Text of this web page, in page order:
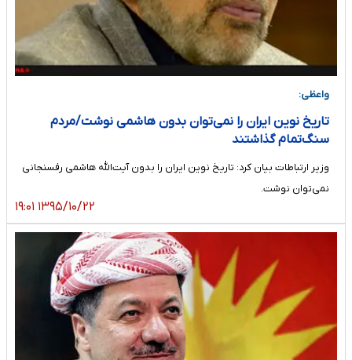
واعظی:
تاریخ نوین ایران را نمی‌توان بدون هاشمی نوشت/مردم
سنگ‌تمام گذاشتند
وزیر ارتباطات بیان کرد: تاریخ نوین ایران را بدون آیت‌الله هاشمی رفسنجانی
نمی‌توان نوشت.
۱۳۹۵/۱۰/۲۲ ۱۹:۰۱